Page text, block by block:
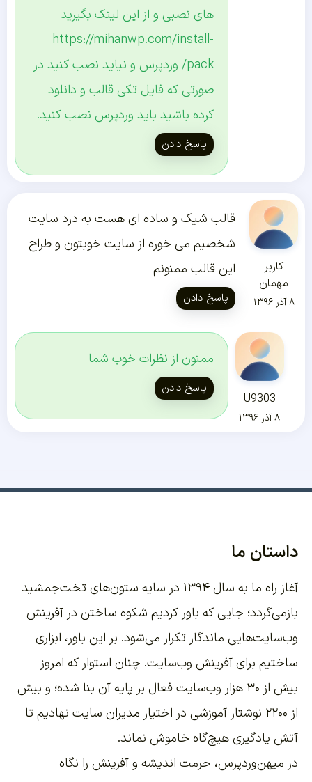
های نصبی و از این لینک بگیرید
https://mihanwp.com/install-
pack/ وردپرس و نیاید نصب کنید در
صورتی که فایل تکی قالب و دانلود
کرده باشید باید وردپرس نصب کنید.
پاسخ دادن
کاربر
مهمان
۸ آذر ۱۳۹۶
قالب شیک و ساده ای هست به درد سایت
شخصیم می خوره از سایت خوبتون و طراح
این قالب ممنونم
پاسخ دادن
U9303
۸ آذر ۱۳۹۶
ممنون از نظرات خوب شما
پاسخ دادن
داستان ما
آغاز راه ما به سال ۱۳۹۴ در سایه ستون‌های تخت‌جمشید
بازمی‌گردد؛ جایی که باور کردیم شکوه ساختن در آفرینش
وب‌سایت‌هایی ماندگار تکرار می‌شود. بر این باور، ابزاری
ساختیم برای آفرینش وب‌سایت. چنان استوار که امروز
بیش از ۳۰ هزار وب‌سایت فعال بر پایه آن بنا شده؛ و بیش
از ۲۲۰۰
نوشتار آموزشی در اختیار مدیران سایت نهادیم تا
آتش یادگیری هیچ‌گاه خاموش نماند.
در میهن‌وردپرس، حرمت اندیشه و آفرینش را نگاه